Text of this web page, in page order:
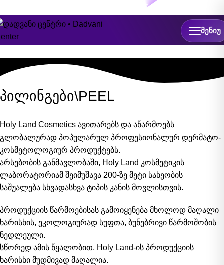
ონლაინ ჩაწერა
ᲛᲔᲜᲘᲣ
პილინგები\PEEL
Holy Land Cosmetics ავითარებს და აწარმოებს
გლობალურად პოპულარულ პროფესიონალურ დერმატო-
კოსმეტოლოგიურ პროდუქტებს.
არსებობის განმავლობაში, Holy Land კოსმეტიკის
ლაბორატორიამ შეიმუშავა 200-ზე მეტი სახეობის
საშუალება სხვადასხვა ტიპის კანის მოვლისთვის.
პროდუქციის წარმოებისას გამოიყენება მხოლოდ მაღალი
ხარისხის, ეკოლოგიურად სუფთა, ბუნებრივი წარმოშობის
ნედლეული.
სწორედ ამის წყალობით, Holy Land-ის პროდუქციის
ხარისხი მუდმივად მაღალია.